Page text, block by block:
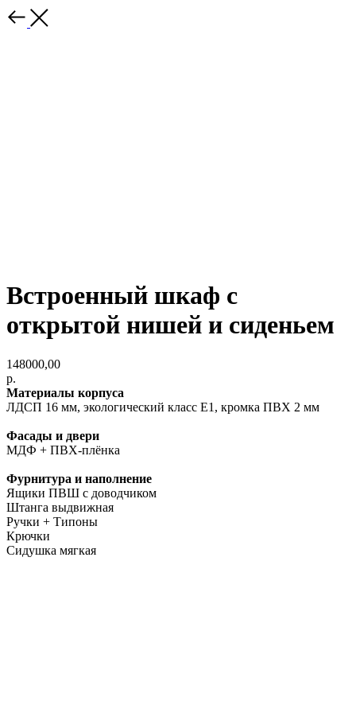
Встроенный шкаф с
открытой нишей и сиденьем
148000,00
р.
Материалы корпуса
ЛДСП 16 мм, экологический класс E1, кромка ПВХ 2 мм
Фасады и двери
МДФ + ПВХ-плёнка
Фурнитура и наполнение
Ящики ПВШ с доводчиком
Штанга выдвижная
Ручки + Типоны
Крючки
Сидушка мягкая